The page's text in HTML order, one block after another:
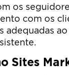
os
com os
adequadas
Sites